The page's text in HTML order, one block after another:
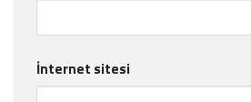
İnternet sitesi